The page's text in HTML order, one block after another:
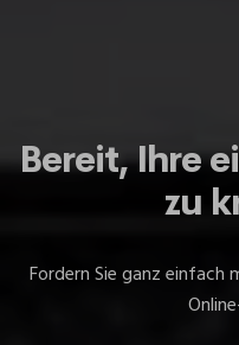
Bereit, Ihre
zu
Fordern Sie ganz einfach